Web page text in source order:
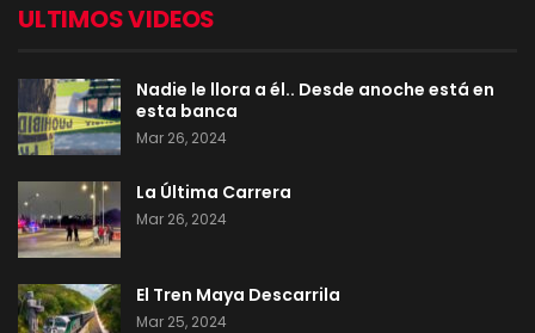
ULTIMOS VIDEOS
Nadie le llora a él.. Desde anoche está en
esta banca
Mar 26, 2024
La Última Carrera
Mar 26, 2024
El Tren Maya Descarrila
Mar 25, 2024